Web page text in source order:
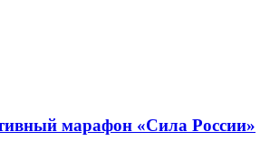
марафон «Сила России»